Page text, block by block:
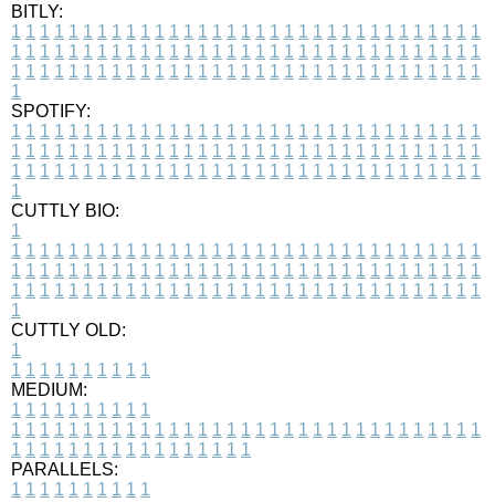
BITLY:
1 1 1 1 1 1 1 1 1 1 1 1 1 1 1 1 1 1 1 1 1 1 1 1 1 1 1 1 1 1 1 1 1
1 1 1 1 1 1 1 1 1 1 1 1 1 1 1 1 1 1 1 1 1 1 1 1 1 1 1 1 1 1 1 1 1
1 1 1 1 1 1 1 1 1 1 1 1 1 1 1 1 1 1 1 1 1 1 1 1 1 1 1 1 1 1 1 1 1
1
SPOTIFY:
1 1 1 1 1 1 1 1 1 1 1 1 1 1 1 1 1 1 1 1 1 1 1 1 1 1 1 1 1 1 1 1 1
1 1 1 1 1 1 1 1 1 1 1 1 1 1 1 1 1 1 1 1 1 1 1 1 1 1 1 1 1 1 1 1 1
1 1 1 1 1 1 1 1 1 1 1 1 1 1 1 1 1 1 1 1 1 1 1 1 1 1 1 1 1 1 1 1 1
1
CUTTLY BIO:
1
1 1 1 1 1 1 1 1 1 1 1 1 1 1 1 1 1 1 1 1 1 1 1 1 1 1 1 1 1 1 1 1 1
1 1 1 1 1 1 1 1 1 1 1 1 1 1 1 1 1 1 1 1 1 1 1 1 1 1 1 1 1 1 1 1 1
1 1 1 1 1 1 1 1 1 1 1 1 1 1 1 1 1 1 1 1 1 1 1 1 1 1 1 1 1 1 1 1 1
1
CUTTLY OLD:
1
1 1 1 1 1 1 1 1 1 1
MEDIUM:
1 1 1 1 1 1 1 1 1 1
1 1 1 1 1 1 1 1 1 1 1 1 1 1 1 1 1 1 1 1 1 1 1 1 1 1 1 1 1 1 1 1 1
1 1 1 1 1 1 1 1 1 1 1 1 1 1 1 1 1
PARALLELS:
1 1 1 1 1 1 1 1 1 1